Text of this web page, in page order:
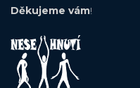
Děkujeme vám!